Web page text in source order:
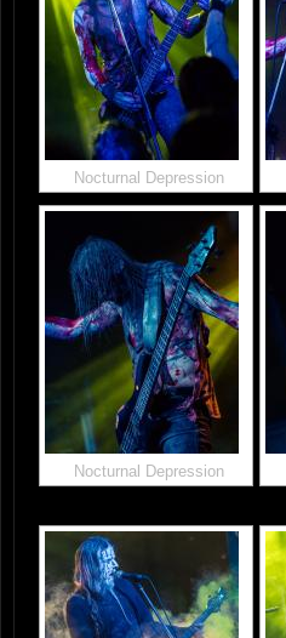
Nocturnal Depression
Nocturnal Depression